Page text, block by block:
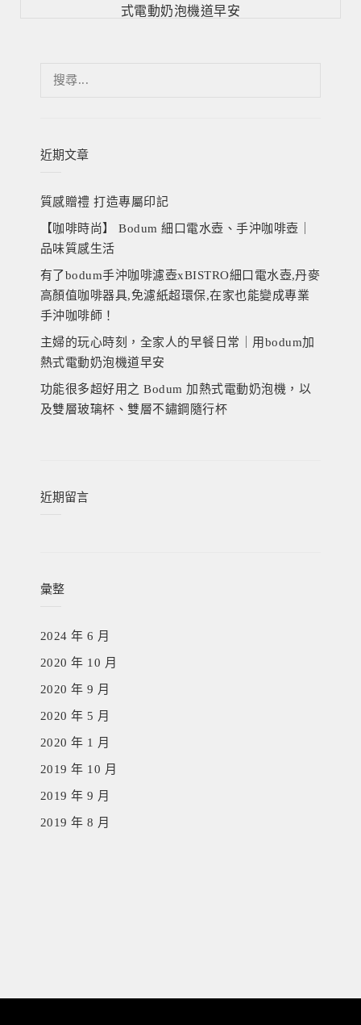
式電動奶泡機道早安
字:
近期文章
質感贈禮 打造專屬印記
【咖啡時尚】 Bodum 細口電水壺、手沖咖啡壺｜
品味質感生活
有了bodum手沖咖啡濾壺xBISTRO細口電水壺,丹麥
高顏值咖啡器具,免濾紙超環保,在家也能變成專業
手沖咖啡師！
主婦的玩心時刻，全家人的早餐日常｜用bodum加
熱式電動奶泡機道早安
功能很多超好用之 Bodum 加熱式電動奶泡機，以
及雙層玻璃杯、雙層不鏽鋼隨行杯
近期留言
彙整
2024 年 6 月
2020 年 10 月
2020 年 9 月
2020 年 5 月
2020 年 1 月
2019 年 10 月
2019 年 9 月
2019 年 8 月